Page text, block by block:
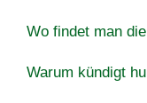
Wo findet man
Warum kündigt